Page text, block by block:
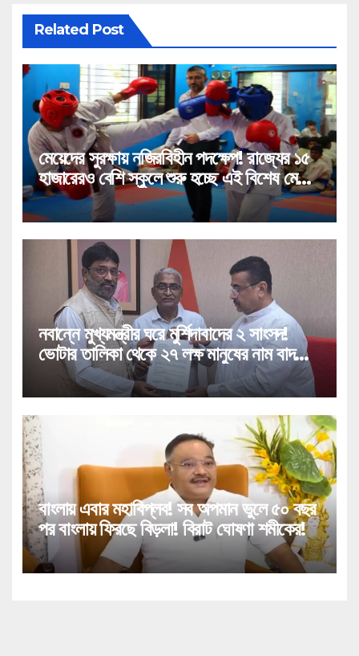
Related Post
মেয়েদের সুরক্ষায় নজিরবিহীন পদক্ষেপ! রাজ্যের ১৫
হাজারেরও বেশি স্কুলে শুরু হচ্ছে এই বিশেষ মেগা
প্রশিক্ষণ!
নবান্নে মুখ্যমন্ত্রীর ঘরে মুর্শিদাবাদের ২ সাংসদ!
ভোটার তালিকা থেকে ২৭ লক্ষ মানুষের নাম বাদ
পড়া নিয়ে বিরাট পদক্ষেপ!
বাংলায় এবার মহাবিপ্লব! সব অপমান ভুলে ৫০ বছর
পর বাংলায় ফিরছে বিড়লা! বিরাট ঘোষণা শমীকের!